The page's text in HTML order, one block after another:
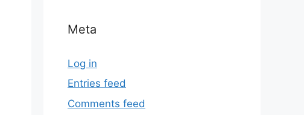
Meta
Log in
Entries feed
Comments feed